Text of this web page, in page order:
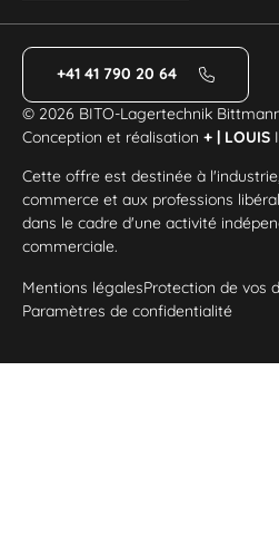
+41 41 790 20 64
© 2026 BITO-Lagertechnik
Conception et réalisation+ | LOUIS
Cette offre est destinée à
commerce et aux professions
dans le cadre d'une activité
commerciale.
Mentions légalesProtection de vos
Paramètres de confidentialité